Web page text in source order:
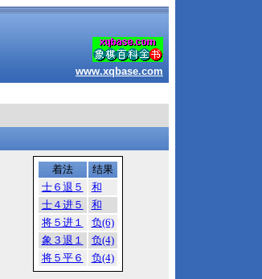
www.xqbase.com
着法
结果
士６退５
和
士４进５
和
将５进１
负(6)
象３退１
负(4)
将５平６
负(4)